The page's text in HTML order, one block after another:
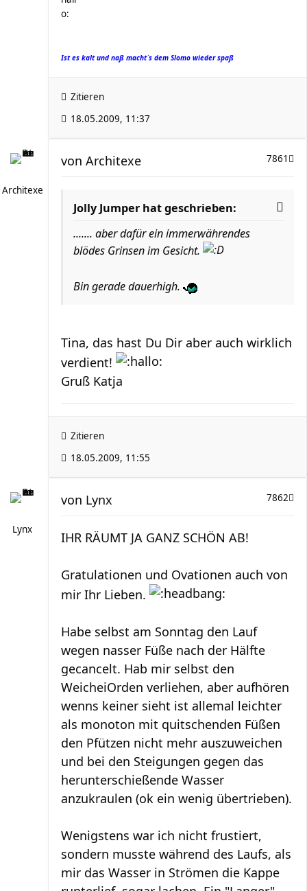
Ist es kalt und naß macht`s dem Slomo wieder spaß
Zitieren
18.05.2009, 11:37
Architexe
7861
von Architexe
Jolly Jumper hat geschrieben:
....... aber dafür ein immerwährendes
blödes Grinsen im Gesicht.
Bin gerade dauerhigh.
Tina, das hast Du Dir aber auch wirklich
verdient!
Gruß Katja
Zitieren
18.05.2009, 11:55
Lynx
7862
von Lynx
IHR RÄUMT JA GANZ SCHÖN AB!
Gratulationen und Ovationen auch von
mir Ihr Lieben.
Habe selbst am Sonntag den Lauf
wegen nasser Füße nach der Hälfte
gecancelt. Hab mir selbst den
WeicheiOrden verliehen, aber aufhören
wenns keiner sieht ist allemal leichter
als monoton mit quitschenden Füßen
den Pfützen nicht mehr auszuweichen
und bei den Steigungen gegen das
herunterschießende Wasser
anzukraulen (ok ein wenig übertrieben).
Wenigstens war ich nicht frustiert,
sondern musste während des Laufs, als
mir das Wasser in Strömen die Kappe